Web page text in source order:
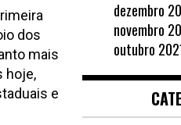
dos
mais
hoje,
e
dezembro
novembro
outubro